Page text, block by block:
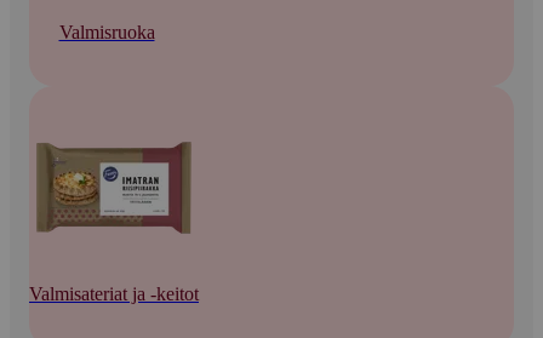
Valmisruoka
Valmisateriat ja -keitot